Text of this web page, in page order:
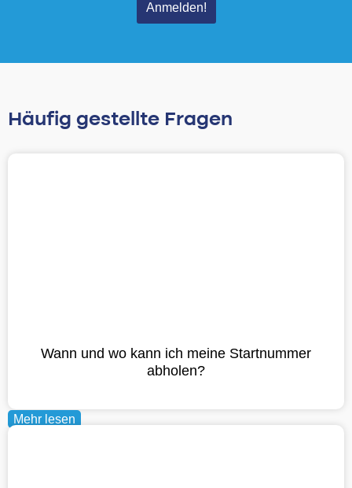
Anmelden!
Häufig gestellte Fragen
Wann und wo kann ich meine Startnummer
abholen?
Mehr lesen